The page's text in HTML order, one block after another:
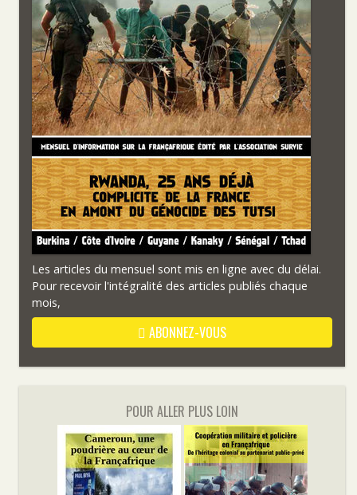
Les articles du mensuel sont mis en ligne avec du délai.
Pour recevoir l'intégralité des articles publiés chaque
mois,
ABONNEZ-VOUS
POUR ALLER PLUS LOIN